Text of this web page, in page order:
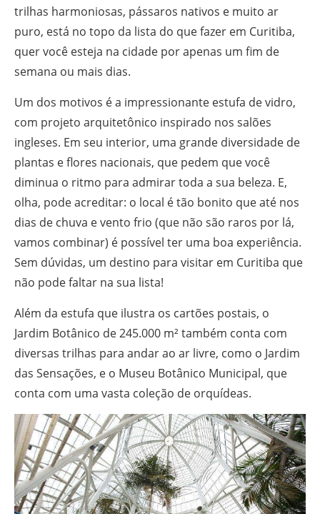
trilhas harmoniosas, pássaros nativos e muito ar
puro, está no topo da lista do que fazer em Curitiba,
quer você esteja na cidade por apenas um fim de
semana ou mais dias.
Um dos motivos é a impressionante estufa de vidro,
com projeto arquitetônico inspirado nos salões
ingleses. Em seu interior, uma grande diversidade de
plantas e flores nacionais, que pedem que você
diminua o ritmo para admirar toda a sua beleza. E,
olha, pode acreditar: o local é tão bonito que até nos
dias de chuva e vento frio (que não são raros por lá,
vamos combinar) é possível ter uma boa experiência.
Sem dúvidas, um destino para visitar em Curitiba que
não pode faltar na sua lista!
Além da estufa que ilustra os cartões postais, o
Jardim Botânico de 245.000 m² também conta com
diversas trilhas para andar ao ar livre, como o Jardim
das Sensações, e o Museu Botânico Municipal, que
conta com uma vasta coleção de orquídeas.